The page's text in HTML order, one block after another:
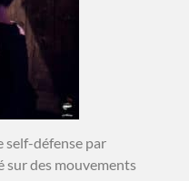
self-défense par
sur des mouvements